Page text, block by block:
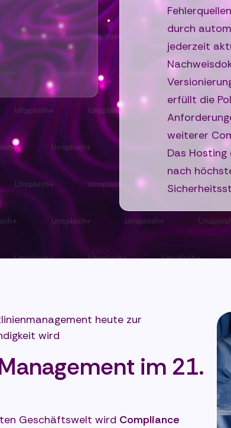
durch
jederzeit
erfüllt die
weiterer
Das
nach
heute zur
wird
im 21.
Geschäftswelt wird Compliance